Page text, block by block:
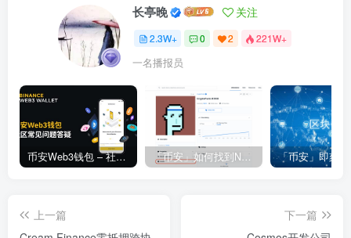
长亭晚 关注
2.3W+ 0 2 221W+
一名播报员
币安Web3钱包 – 社区常见问题答疑 「币安」如何找到NFT合约地址？
上一篇
下一篇